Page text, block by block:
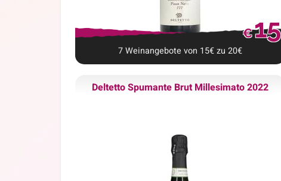
€15
7Weinangebote von 15€zu 20€
Deltetto Spumante Brut Millesimato 2022